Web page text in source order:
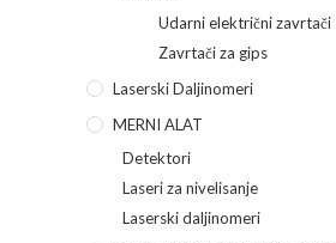
Udarni električni zavrtači
Zavrtači za gips
Laserski Daljinomeri
MERNI ALAT
Detektori
Laseri za nivelisanje
Laserski daljinomeri